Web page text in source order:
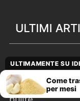
ULTIMI
New Romantic
2026: fiori e
ULTIMAMENTE SU
Come
per mesi